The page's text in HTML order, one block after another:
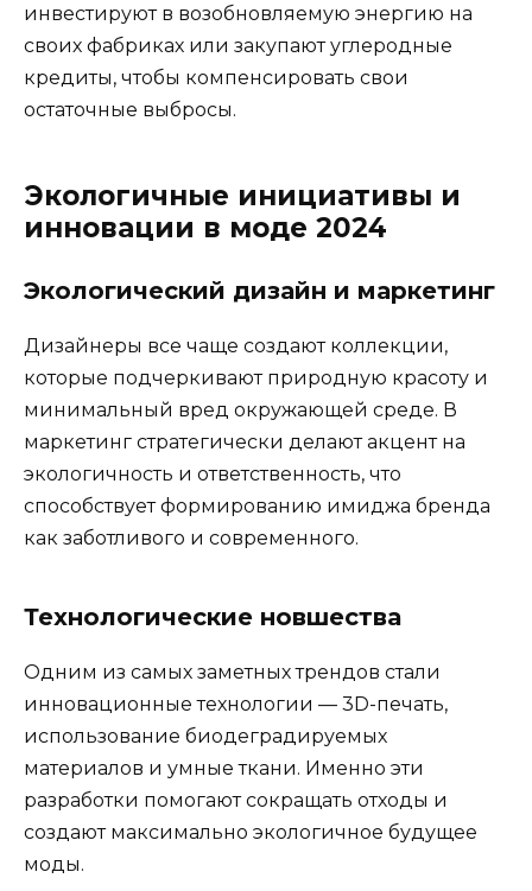
инвестируют в возобновляемую энергию на
своих фабриках или закупают углеродные
кредиты, чтобы компенсировать свои
остаточные выбросы.
Экологичные инициативы и
инновации в моде 2024
Экологический дизайн и маркетинг
Дизайнеры все чаще создают коллекции,
которые подчеркивают природную красоту и
минимальный вред окружающей среде. В
маркетинг стратегически делают акцент на
экологичность и ответственность, что
способствует формированию имиджа бренда
как заботливого и современного.
Технологические новшества
Одним из самых заметных трендов стали
инновационные технологии — 3D-печать,
использование биодеградируемых
материалов и умные ткани. Именно эти
разработки помогают сокращать отходы и
создают максимально экологичное будущее
моды.